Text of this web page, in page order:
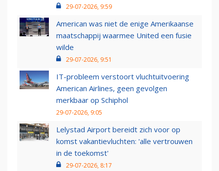
29-07-2026, 9:59
American was niet de enige Amerikaanse
maatschappij waarmee United een fusie
wilde
29-07-2026, 9:51
IT-probleem verstoort vluchtuitvoering
American Airlines, geen gevolgen
merkbaar op Schiphol
29-07-2026, 9:05
Lelystad Airport bereidt zich voor op
komst vakantievluchten: 'alle vertrouwen
in de toekomst'
29-07-2026, 8:17